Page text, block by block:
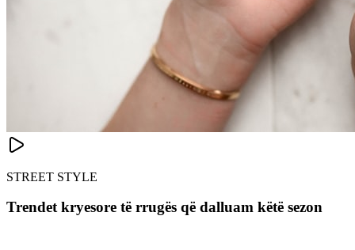
STREET STYLE
Trendet kryesore të rrugës që dalluam këtë sezon